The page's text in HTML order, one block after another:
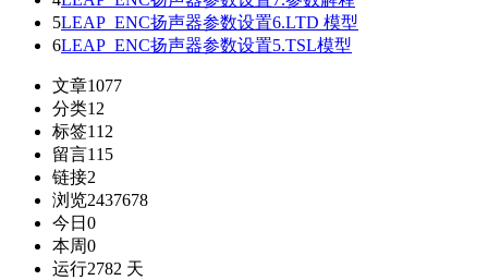
5LEAP_ENC扬声器参数设置6.LTD 模型
6LEAP_ENC扬声器参数设置5.TSL模型
文章1077
分类12
标签112
留言115
链接2
浏览2437678
今日 0
本周0
运行2782 天